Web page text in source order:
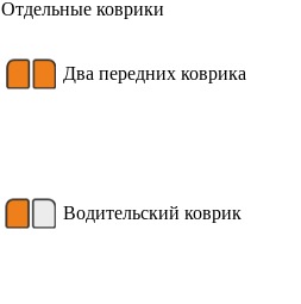
Отдельные коврики
Два передних коврика
Водительский коврик